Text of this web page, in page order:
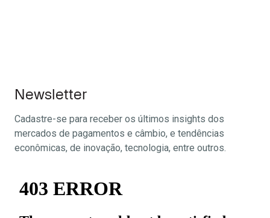
Newsletter
Cadastre-se para receber os últimos insights dos
mercados de pagamentos e câmbio, e tendências
econômicas, de inovação, tecnologia, entre outros.